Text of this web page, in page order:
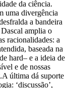
da ciência.
uma divergência
a bandeira
amplia o
racionalidades: a
baseada na
hard– e a ideia de
e de nossas
última dá suporte
‘discussão’,